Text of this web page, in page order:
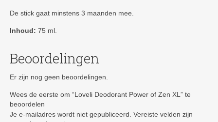
De stick gaat minstens 3 maanden mee.
Inhoud: 75 ml.
Beoordelingen
Er zijn nog geen beoordelingen.
Wees de eerste om “Loveli Deodorant Power of Zen XL” te
beoordelen
Je e-mailadres wordt niet gepubliceerd. Vereiste velden zijn